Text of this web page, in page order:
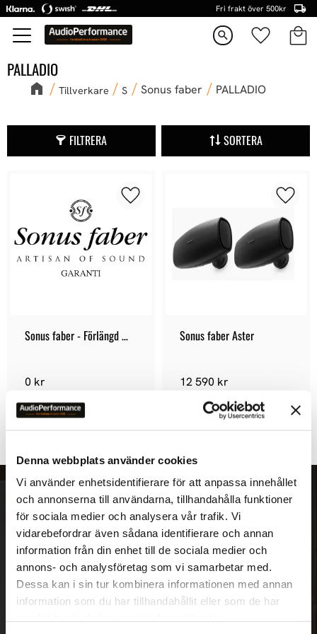
Denna webbplats använder cookies
Vi använder enhetsidentifierare för att anpassa innehållet
och annonserna till användarna, tillhandahålla funktioner
för sociala medier och analysera vår trafik. Vi
vidarebefordrar även sådana identifierare och annan
information från din enhet till de sociala medier och
annons- och analysföretag som vi samarbetar med.
Dessa kan i sin tur kombinera informationen med annan
information som du har tillhandahållit eller som de har
Meny
Fri frakt över 500kr
search Favoriter
PALLADIO
Tillverkare S Sonus faber PALLADIO
FILTRERA SORTERA
Sonus faber - Förlängd
0 kr
Lägg till i favoriter
Sonus faber Aster
12 590 kr
Lägg
Nyhetsbrev
PRENUMERERA